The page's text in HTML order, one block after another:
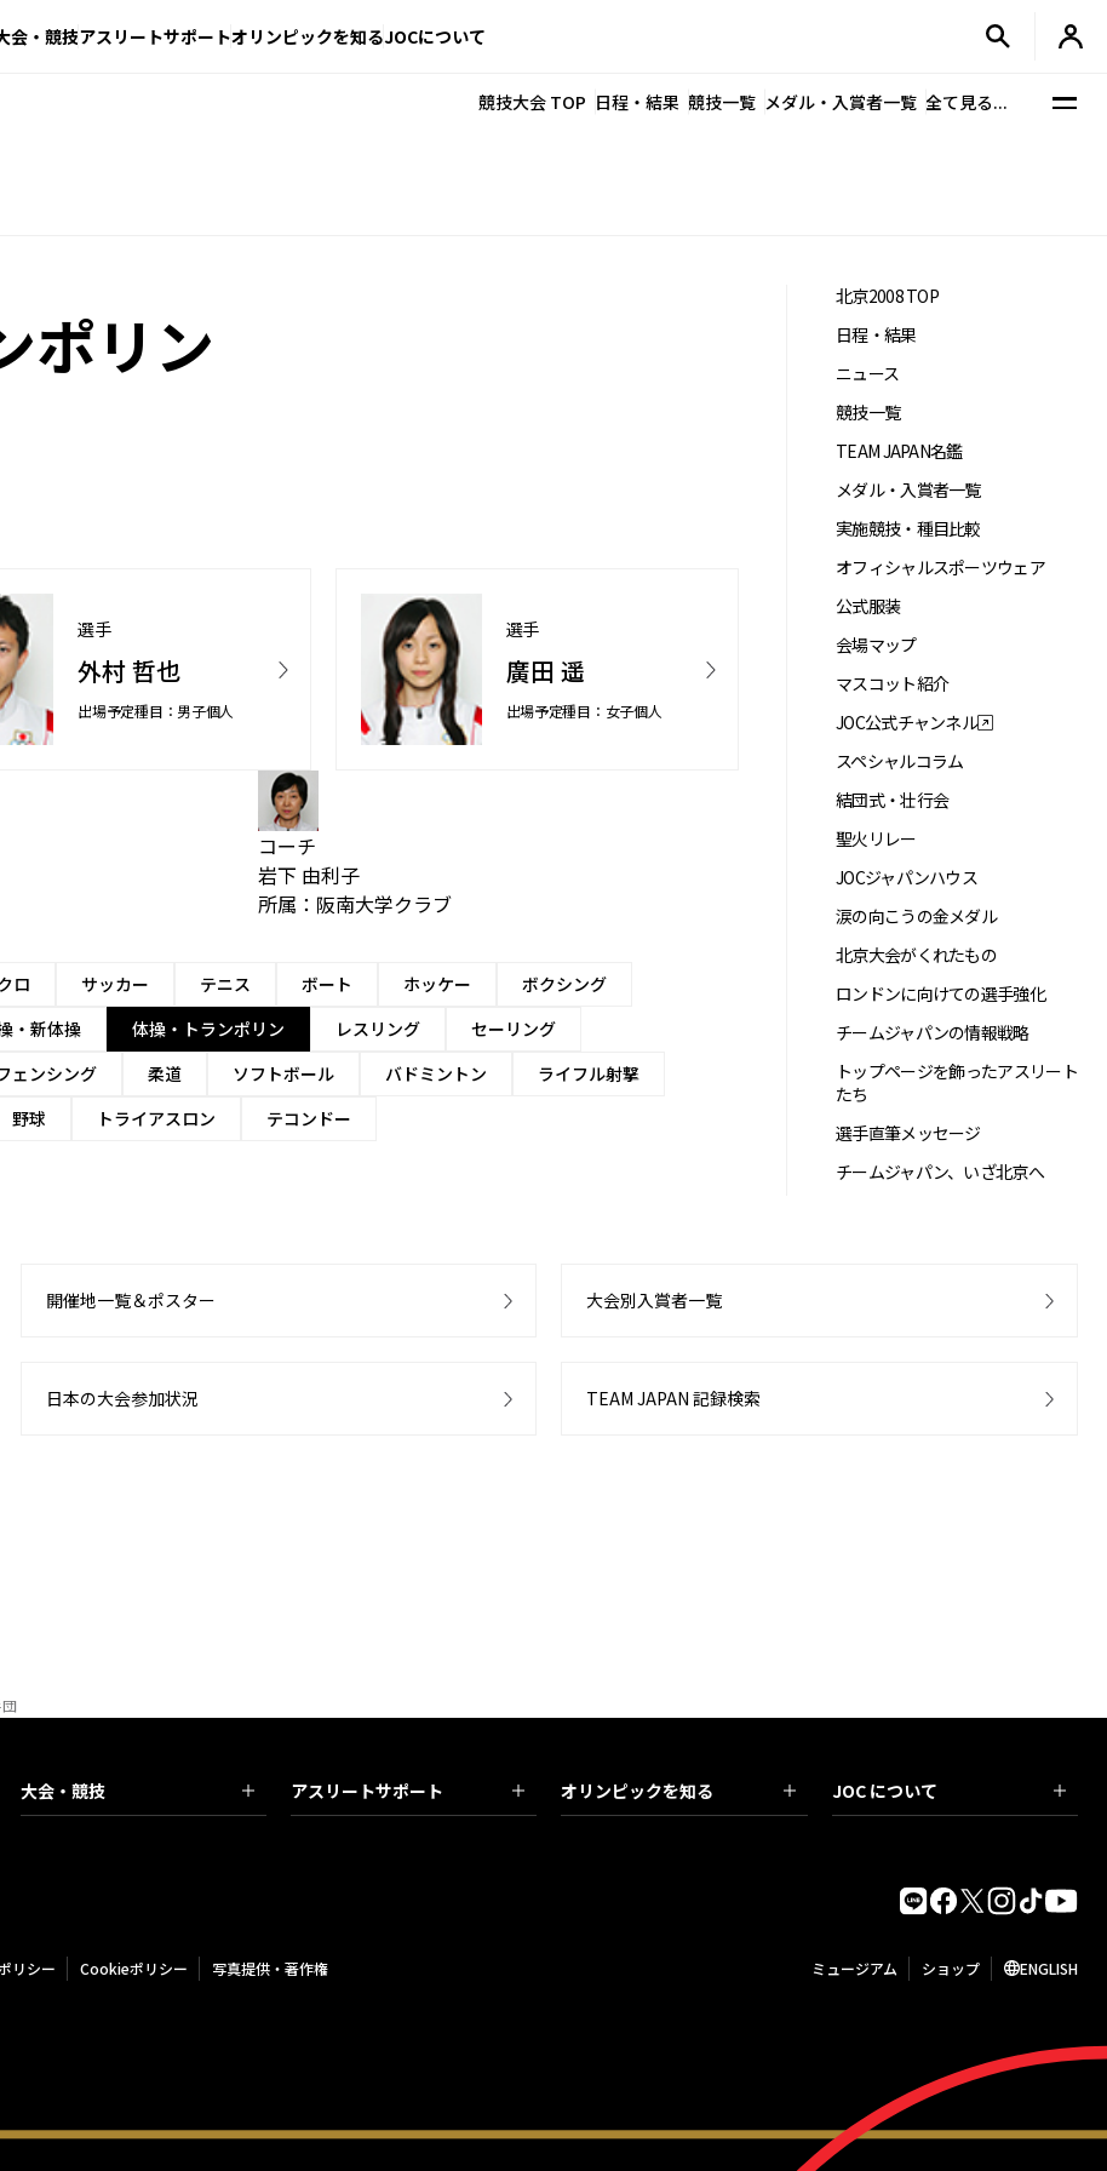
会・競技アスリートサポートオリンピックを知るJOCについて
競技大会 TOP 日程・結果 競技一覧 メダル・入賞者一覧 全て見る...
ポリン
選手
外村 哲也
出場予定種目：男子個人
選手
廣田 遥
出場予定種目：女子個人
コーチ
岩下 由利子
所属：阪南大学クラブ
ロ サッカー テニス ボート ホッケー
ボクシング
・新体操 体操・トランポリン レスリング
セーリング
ェンシング 柔道 ソフトボール バドミントン
ライフル射撃
野球 トライアスロン テコンドー
北京2008 TOP
日程・結果
ニュース
競技一覧
TEAM JAPAN名鑑
メダル・入賞者一覧
実施競技・種目比較
オフィシャルスポーツウェア
公式服装
会場マップ
マスコット紹介
JOC公式チャンネル
スペシャルコラム
結団式・壮行会
聖火リレー
JOCジャパンハウス
涙の向こうの金メダル
北京大会がくれたもの
ロンドンに向けての選手強化
チームジャパンの情報戦略
トップページを飾ったアスリート
たち
選手直筆メッセージ
チームジャパン、いざ北京へ
開催地一覧＆ポスター 大会別入賞者一覧
日本の大会参加状況 TEAM JAPAN 記録検索
大会・競技 アスリートサポート オリンピックを知る JOC について
リシー Cookieポリシー 写真提供・著作権 ミュージアム ショップ ENGLISH